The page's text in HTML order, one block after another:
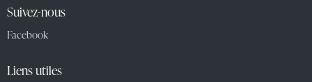
Suivez-nous
Facebook
Liens utiles